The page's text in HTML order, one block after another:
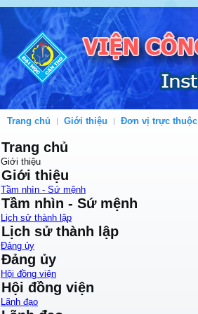
Trang chủ Giới thiệu Đơn vị trực thuộc
Trang chủ
Giới thiệu
Giới thiệu
Tầm nhìn - Sứ mệnh
Tầm nhìn - Sứ mệnh
Lịch sử thành lập
Lịch sử thành lập
Đảng ủy
Đảng ủy
Hội đồng viện
Hội đồng viện
Lãnh đạo